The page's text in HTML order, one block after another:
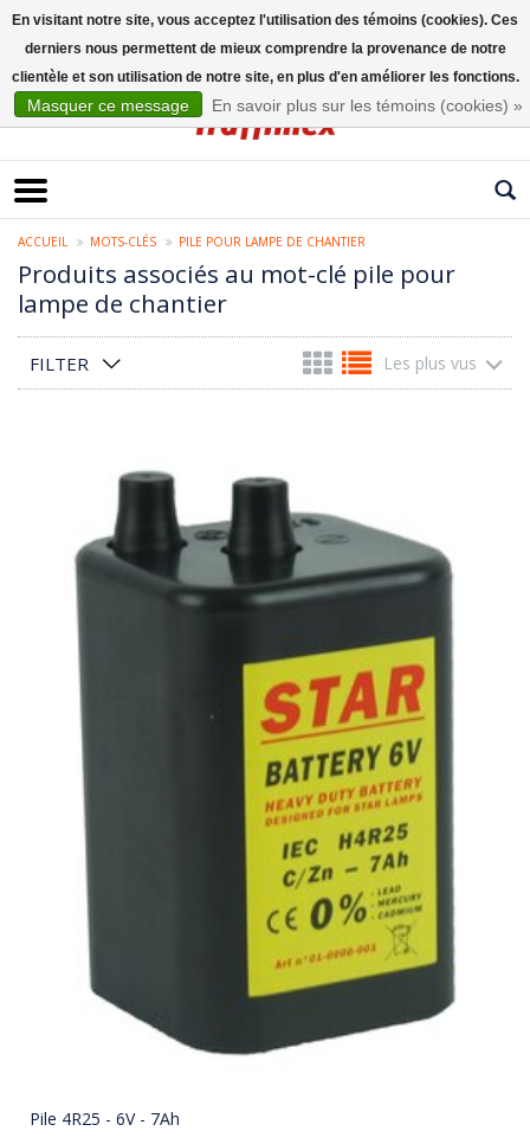
ACCUEIL MOTS-CLÉS PILE POUR LAMPE DE CHANTIER
Produits associés au mot-clé pile pour
lampe de chantier
FILTER Les plus vus
Pile 4R25 - 6V - 7Ah
En visitant notre site, vous acceptez l'utilisation des témoins (cookies). Ces
derniers nous permettent de mieux comprendre la provenance de notre
clientèle et son utilisation de notre site, en plus d'en améliorer les fonctions.
Masquer ce message En savoir plus sur les témoins (cookies) »